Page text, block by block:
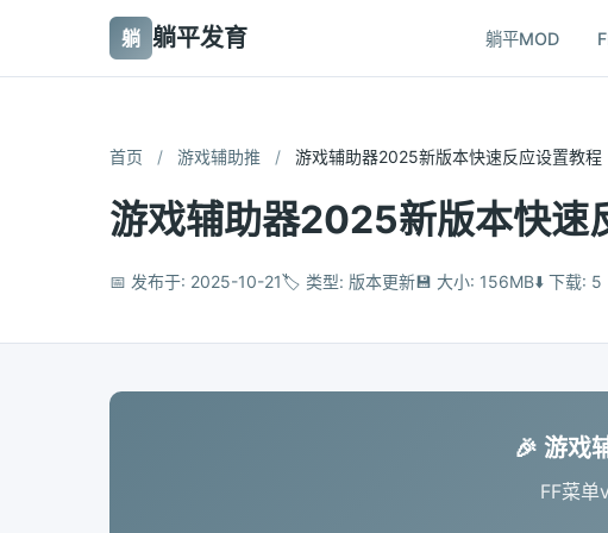
躺 躺平发育 躺平MOD
首页 / 游戏辅助推 / 游戏辅助器2025新版本快速反应设置教程
游戏辅助器2025新版本快速
📅 发布于: 2025-10-21🏷️ 类型: 版本更新💾 大小: 156MB⬇️ 下载: 5
🎉 游戏
FF菜